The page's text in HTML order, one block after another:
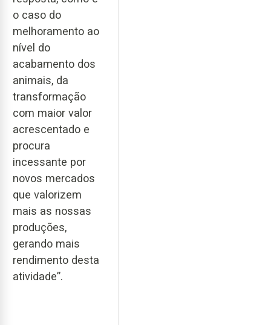
o caso do
melhoramento ao
nível do
acabamento dos
animais, da
transformação
com maior valor
acrescentado e
procura
incessante por
novos mercados
que valorizem
mais as nossas
produções,
gerando mais
rendimento desta
atividade”.